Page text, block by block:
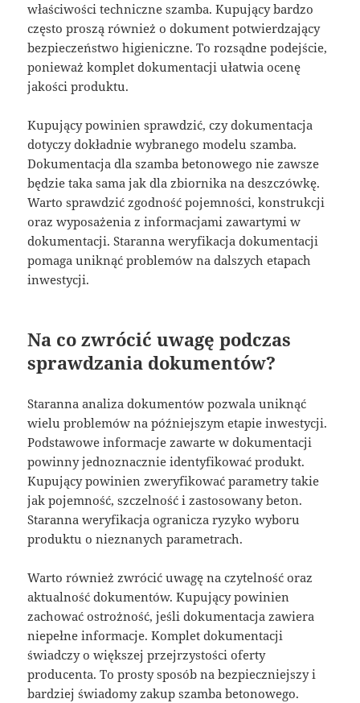
właściwości techniczne szamba. Kupujący bardzo
często proszą również o dokument potwierdzający
bezpieczeństwo higieniczne. To rozsądne podejście,
ponieważ komplet dokumentacji ułatwia ocenę
jakości produktu.
Kupujący powinien sprawdzić, czy dokumentacja
dotyczy dokładnie wybranego modelu szamba.
Dokumentacja dla szamba betonowego nie zawsze
będzie taka sama jak dla zbiornika na deszczówkę.
Warto sprawdzić zgodność pojemności, konstrukcji
oraz wyposażenia z informacjami zawartymi w
dokumentacji. Staranna weryfikacja dokumentacji
pomaga uniknąć problemów na dalszych etapach
inwestycji.
Na co zwrócić uwagę podczas
sprawdzania dokumentów?
Staranna analiza dokumentów pozwala uniknąć
wielu problemów na późniejszym etapie inwestycji.
Podstawowe informacje zawarte w dokumentacji
powinny jednoznacznie identyfikować produkt.
Kupujący powinien zweryfikować parametry takie
jak pojemność, szczelność i zastosowany beton.
Staranna weryfikacja ogranicza ryzyko wyboru
produktu o nieznanych parametrach.
Warto również zwrócić uwagę na czytelność oraz
aktualność dokumentów. Kupujący powinien
zachować ostrożność, jeśli dokumentacja zawiera
niepełne informacje. Komplet dokumentacji
świadczy o większej przejrzystości oferty
producenta. To prosty sposób na bezpieczniejszy i
bardziej świadomy zakup szamba betonowego.